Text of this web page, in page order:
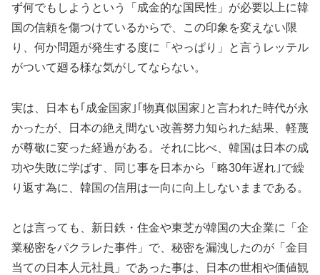
ず何でもしようという「成金的な国民性」が必要以上に韓
国の信頼を傷つけているからで、この印象を変えない限
り、何か問題が発生する度に「やっぱり」と言うレッテル
がついて廻る様な気がしてならない。
実は、日本も｢成金国家｣｢物真似国家｣と言われた時代が永
かったが、日本の絶え間ない改善努力知られた結果、軽蔑
が尊敬に変った経過がある。それに比べ、韓国は日本の成
功や失敗に学ばす、同じ事を日本から「略30年遅れ｣で繰
り返す為に、韓国の信用は一向に向上しないままである。
とは言っても、新日鉄・住金や東芝が韓国の大企業に「企
業秘密をパクラレた事件」で、秘密を漏洩したのが「金目
当ての日本人元社員」であった事は、日本の世相や価値観